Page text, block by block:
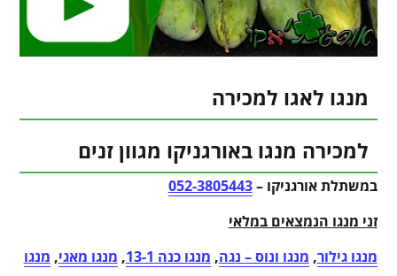
מנגו לאגו למכירה
למכירה מנגו באורגניקו מגוון זנים
במשתלת אורגניקו –052-3805443
זני מנגו הנמצאים במלאי
מנגו גילור, מנגו ונוס – נגה, מנגו כנה 13-1 , מנגו מאגי, מנגו